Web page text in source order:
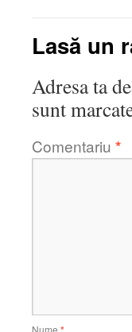
Lasă un
Adresa ta
sunt
Comentariu *
Nume